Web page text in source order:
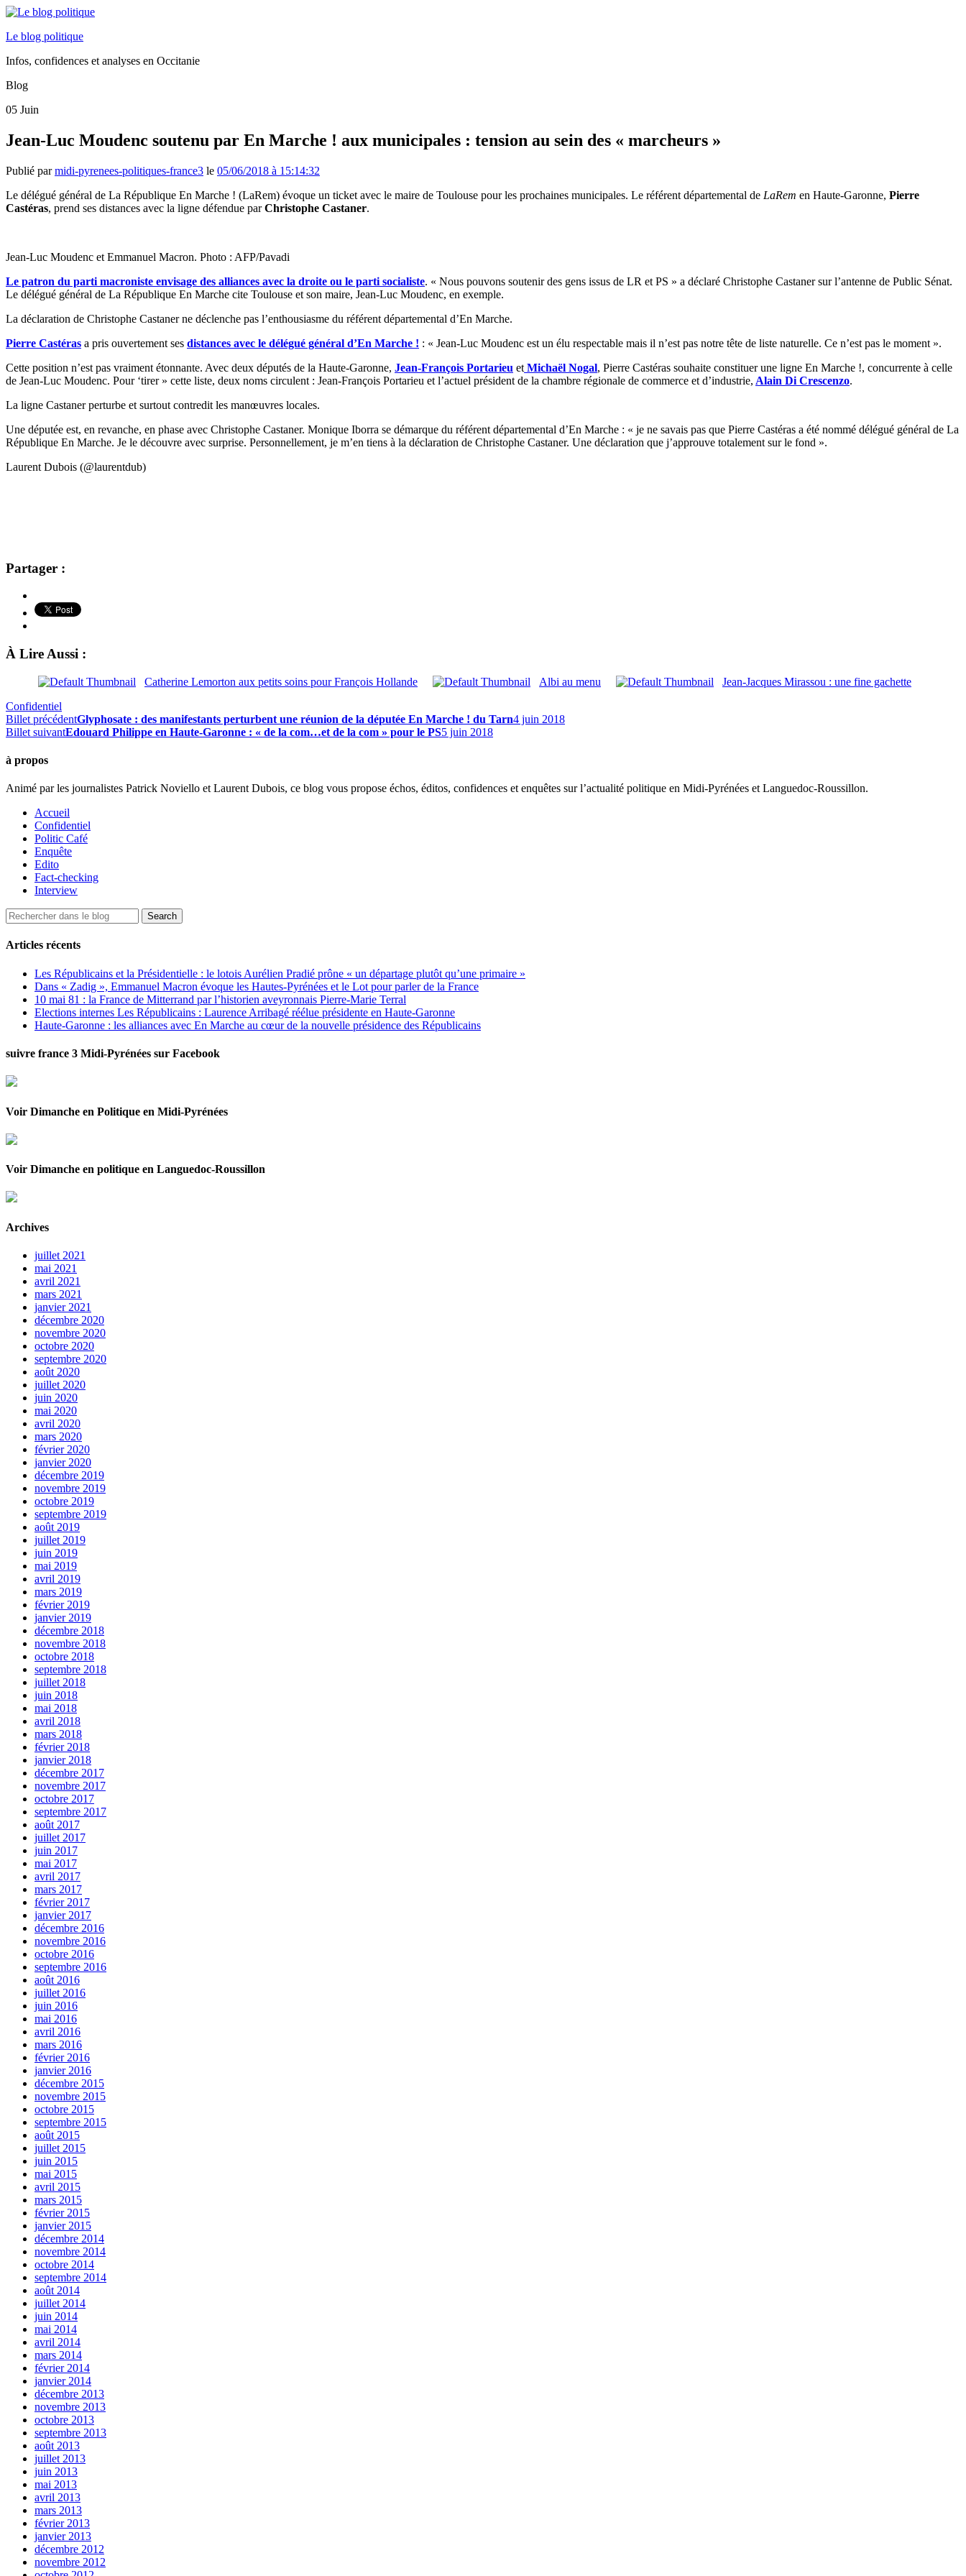
Le blog politique
Infos, confidences et analyses en Occitanie
Blog
05 Juin
Jean-Luc Moudenc soutenu par En Marche ! aux municipales : tension au sein des « marcheurs »
Publié parmidi-pyrenees-politiques-france3 le 05/06/2018 à 15:14:32
Le délégué général de La République En Marche ! (LaRem) évoque un ticket avec le maire de Toulouse pour les prochaines municipales. Le référent départemental de LaRem en Haute-Garonne, Pierre
Castéras, prend ses distances avec la ligne défendue parChristophe Castaner.
Jean-Luc Moudenc et Emmanuel Macron. Photo : AFP/Pavadi
Le patron du parti macroniste envisage des alliances avec la droite ou le parti socialiste. « Nous pouvons soutenir des gens issus de LR et PS » a déclaré Christophe Castaner sur l’antenne de Public Sénat.
Le délégué général de La République En Marche cite Toulouse et son maire, Jean-Luc Moudenc, en exemple.
La déclaration de Christophe Castaner ne déclenche pas l’enthousiasme du référent départemental d’En Marche.
Pierre Castéras a pris ouvertement ses distances avec le délégué général d’En Marche ! : « Jean-Luc Moudenc est un élu respectable mais il n’est pas notre tête de liste naturelle. Ce n’est pas le moment ».
Cette position n’est pas vraiment étonnante. Avec deux députés de la Haute-Garonne, Jean-François Portarieu et Michaël Nogal, Pierre Castéras souhaite constituer une ligne En Marche !, concurrente à celle
de Jean-Luc Moudenc. Pour ‘tirer » cette liste, deux noms circulent : Jean-François Portarieu et l’actuel président de la chambre régionale de commerce et d’industrie, Alain Di Crescenzo.
La ligne Castaner perturbe et surtout contredit les manœuvres locales.
Une députée est, en revanche, en phase avec Christophe Castaner. Monique Iborra se démarque du référent départemental d’En Marche : « je ne savais pas que Pierre Castéras a été nommé délégué général de La
République En Marche. Je le découvre avec surprise. Personnellement, je m’en tiens à la déclaration de Christophe Castaner. Une déclaration que j’approuve totalement sur le fond ».
Laurent Dubois (@laurentdub)
Partager :
À Lire Aussi :
Catherine Lemorton aux petits soins pour François Hollande Albi au menu
Jean-Jacques Mirassou : une fine gachette
Confidentiel
Billet précédentGlyphosate : des manifestants perturbent une réunion de la députée En Marche ! du Tarn4 juin 2018
Billet suivantEdouard Philippe en Haute-Garonne : « de la com…et de la com » pour le PS5 juin 2018
à propos
Animé par les journalistes Patrick Noviello et Laurent Dubois, ce blog vous propose échos, éditos, confidences et enquêtes sur l’actualité politique en Midi-Pyrénées et Languedoc-Roussillon.
Accueil
Confidentiel
Politic Café
Enquête
Edito
Fact-checking
Interview
Articles récents
Les Républicains et la Présidentielle : le lotois Aurélien Pradié prône « un départage plutôt qu’une primaire »
Dans « Zadig », Emmanuel Macron évoque les Hautes-Pyrénées et le Lot pour parler de la France
10 mai 81 : la France de Mitterrand par l’historien aveyronnais Pierre-Marie Terral
Elections internes Les Républicains : Laurence Arribagé réélue présidente en Haute-Garonne
Haute-Garonne : les alliances avec En Marche au cœur de la nouvelle présidence des Républicains
suivre france 3 Midi-Pyrénées sur Facebook
Voir Dimanche en Politique en Midi-Pyrénées
Voir Dimanche en politique en Languedoc-Roussillon
Archives
juillet 2021
mai 2021
avril 2021
mars 2021
janvier 2021
décembre 2020
novembre 2020
octobre 2020
septembre 2020
août 2020
juillet 2020
juin 2020
mai 2020
avril 2020
mars 2020
février 2020
janvier 2020
décembre 2019
novembre 2019
octobre 2019
septembre 2019
août 2019
juillet 2019
juin 2019
mai 2019
avril 2019
mars 2019
février 2019
janvier 2019
décembre 2018
novembre 2018
octobre 2018
septembre 2018
juillet 2018
juin 2018
mai 2018
avril 2018
mars 2018
février 2018
janvier 2018
décembre 2017
novembre 2017
octobre 2017
septembre 2017
août 2017
juillet 2017
juin 2017
mai 2017
avril 2017
mars 2017
février 2017
janvier 2017
décembre 2016
novembre 2016
octobre 2016
septembre 2016
août 2016
juillet 2016
juin 2016
mai 2016
avril 2016
mars 2016
février 2016
janvier 2016
décembre 2015
novembre 2015
octobre 2015
septembre 2015
août 2015
juillet 2015
juin 2015
mai 2015
avril 2015
mars 2015
février 2015
janvier 2015
décembre 2014
novembre 2014
octobre 2014
septembre 2014
août 2014
juillet 2014
juin 2014
mai 2014
avril 2014
mars 2014
février 2014
janvier 2014
décembre 2013
novembre 2013
octobre 2013
septembre 2013
août 2013
juillet 2013
juin 2013
mai 2013
avril 2013
mars 2013
février 2013
janvier 2013
décembre 2012
novembre 2012